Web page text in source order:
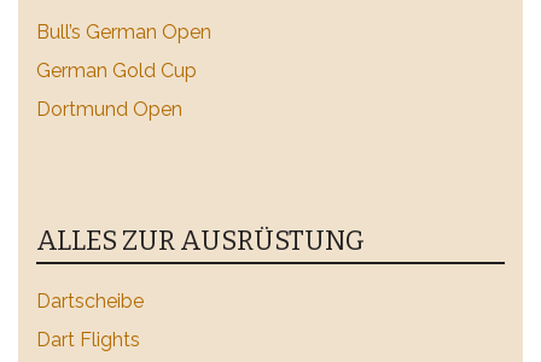
Bull’s German Open
German Gold Cup
Dortmund Open
ALLES ZUR AUSRÜSTUNG
Dartscheibe
Dart Flights